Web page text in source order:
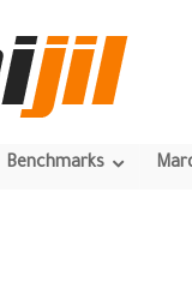
Benchmarks